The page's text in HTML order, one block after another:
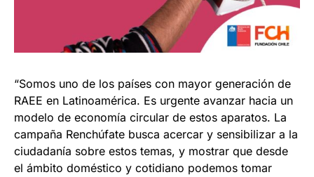
“Somos uno de los países con mayor generación de
RAEE en Latinoamérica. Es urgente avanzar hacia un
modelo de economía circular de estos aparatos. La
campaña Renchúfate busca acercar y sensibilizar a la
ciudadanía sobre estos temas, y mostrar que desde
el ámbito doméstico y cotidiano podemos tomar